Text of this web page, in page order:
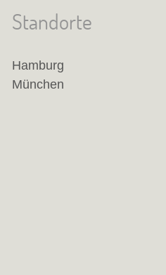
Standorte
Hamburg
München